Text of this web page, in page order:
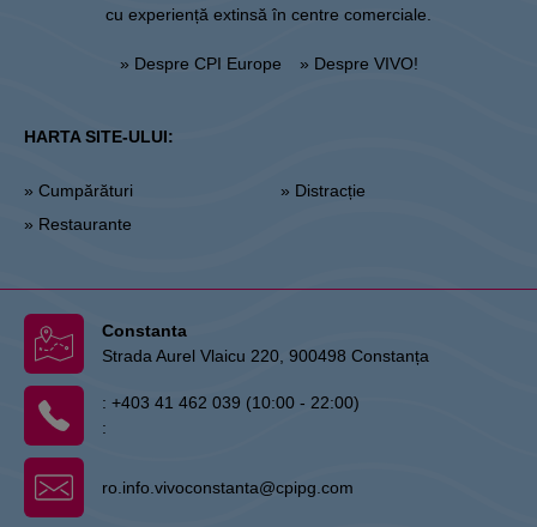
cu experiență extinsă în centre comerciale.
» Despre CPI Europe » Despre VIVO!
HARTA SITE-ULUI:
» Cumpărături
» Restaurante
» Distracție
Constanta
Strada Aurel Vlaicu 220, 900498 Constanța
: +403 41 462 039 (10:00 - 22:00)
:
ro.info.vivoconstanta@cpipg.com